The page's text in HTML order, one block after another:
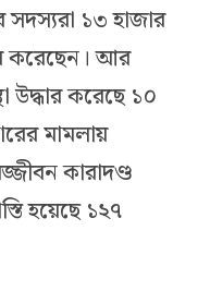
সদস্যরা ১৩ হাজার
করেছেন। আর
উদ্ধার করেছে ১০
মামলায়
কারাদণ্ড
হয়েছে ১২৭